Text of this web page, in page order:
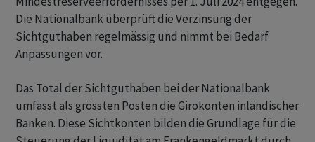
Die Nationalbank überprüft die Verzinsung der
Sichtguthaben regelmässig und nimmt bei Bedarf
Anpassungen vor.
Das Total der Sichtguthaben bei der Nationalbank
umfasst als grössten Posten die Girokonten inländischer
Banken. Diese Sichtkonten bilden die Grundlage für die